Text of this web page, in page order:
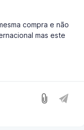
compra e não
mas este